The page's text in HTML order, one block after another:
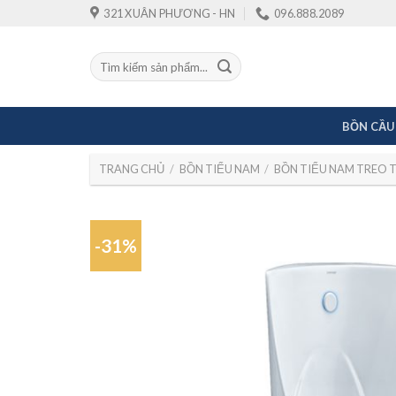
321 XUÂN PHƯƠNG - HN 096.888.2089
Tìm
kiếm:
BỒN CẦU
TRANG CHỦ / BỒN TIỂU NAM / BỒN TIỂU NAM TREO
-31%